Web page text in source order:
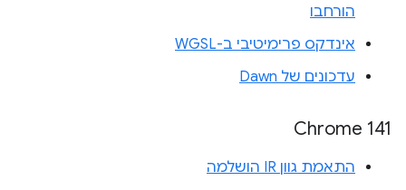
הורחבו
אינדקס פרימיטיבי ב-WGSL
עדכונים של Dawn
Chrome 141
התאמת גוון IR הושלמה